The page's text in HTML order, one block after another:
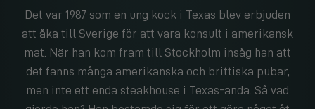
Det var 1987 som en ung kock i Texas blev erbjuden
att åka till Sverige för att vara konsult i amerikansk
mat. När han kom fram till Stockholm insåg han att
det fanns många amerikanska och brittiska pubar,
men inte ett enda steakhouse i Texas-anda. Så vad